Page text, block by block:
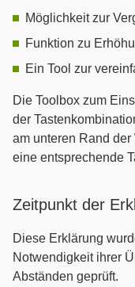
Möglichkeit zur
Funktion zu
Ein Tool zur
Die Toolbox zum
der
am unteren Rand
eine entsprechende
Zeitpunkt der
Diese Erklärung
Notwendigkeit ihrer
Abständen geprüft.